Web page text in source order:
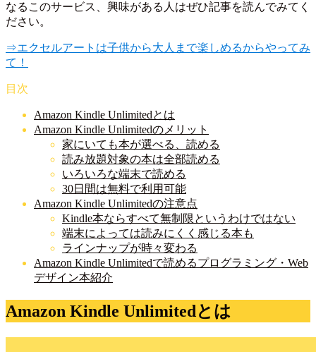
なるこのサービス、興味がある人はぜひ記事を読んでみてく
ださい。
⇒エクセルアートは子供から大人まで楽しめるからやってみ
て！
目次
Amazon Kindle Unlimitedとは
Amazon Kindle Unlimitedのメリット
家にいても本が選べる、読める
読み放題対象の本は全部読める
いろいろな端末で読める
30日間は無料で利用可能
Amazon Kindle Unlimitedの注意点
Kindle本ならすべて無制限というわけではない
端末によっては読みにくく感じる本も
ラインナップが時々変わる
Amazon Kindle Unlimitedで読めるプログラミング・Web
デザイン本紹介
Amazon Kindle Unlimitedとは